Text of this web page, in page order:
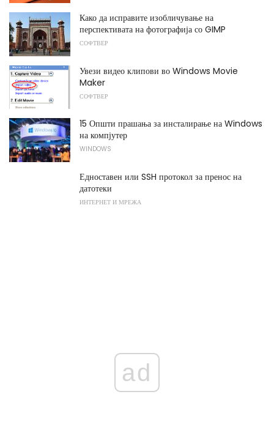
Како да исправите изобличување на
перспективата на фотографија со GIMP
СОФТВЕР
Увези видео клипови во Windows Movie
Maker
СОФТВЕР
15 Општи прашања за инсталирање на Windows
на компјутер
WINDOWS
Едноставен или SSH протокол за пренос на
датотеки
ИНТЕРНЕТ И МРЕЖА
ad